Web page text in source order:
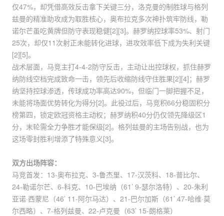
仅47%，却凭借高效反击拿下关键三分，洛克曼的制胜球与格列
兹曼的精准助攻成为取胜核心，奥布拉克多次神扑筑牢防线，勒
诺尔芒虽吃黄牌但防守表现稳健[2][3]。赫罗纳控球率53%、射门
25次，却仅11次射正未能转化进球，进攻效率低下成为失利关键
[2][5]。
战术层面，马竞主打4-4-2防守反击，主动让出控球权，抓住赫罗
纳防线空档完成致命一击，领先后收缩防线守住胜果[2][4]；赫罗
纳坚持控球渗透，传球成功率高达90%，但临门一脚把握不足，
未能将场面优势转化为得分[2]。此役过后，马竞积66分稳固积分
榜第四，锁定欧冠资格主动权；赫罗纳积40分仍仅领先降级区1
分，末轮需全力争胜才能保级[2]。格列兹曼的主场告别战，也为
这场零封胜利增添了特殊意义[3]。
双方出场阵容：
马竞首发：13-奥布拉克、3-鲁杰里、17-汉茨科、18-普比尔、
24-勒诺尔芒、6-科克、10-巴埃纳（61’ 9-瑟尔洛特）、20-朱利
亚诺·西蒙尼（46’ 11-阿尔马达）、21-巴尔加斯（61’ 47-哈维·莫
尔西略）、7-格列兹曼、22-卢克曼（63’ 15-朗格莱）